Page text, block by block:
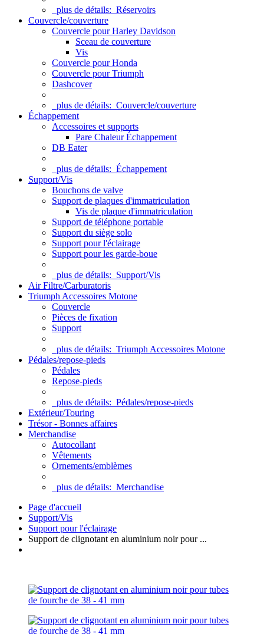
plus de détails: Réservoirs
Couvercle/couverture
Couvercle pour Harley Davidson
Sceau de couverture
Vis
Couvercle pour Honda
Couvercle pour Triumph
Dashcover
plus de détails: Couvercle/couverture
Échappement
Accessoires et supports
Pare Chaleur Échappement
DB Eater
plus de détails: Échappement
Support/Vis
Bouchons de valve
Support de plaques d'immatriculation
Vis de plaque d'immatriculation
Support de téléphone portable
Support du siège solo
Support pour l'éclairage
Support pour les garde-boue
plus de détails: Support/Vis
Air Filtre/Carburatoris
Triumph Accessoires Motone
Couvercle
Pièces de fixation
Support
plus de détails: Triumph Accessoires Motone
Pédales/repose-pieds
Pédales
Repose-pieds
plus de détails: Pédales/repose-pieds
Extérieur/Touring
Trésor - Bonnes affaires
Merchandise
Autocollant
Vêtements
Ornements/emblèmes
plus de détails: Merchandise
Page d'accueil
Support/Vis
Support pour l'éclairage
Support de clignotant en aluminium noir pour ...